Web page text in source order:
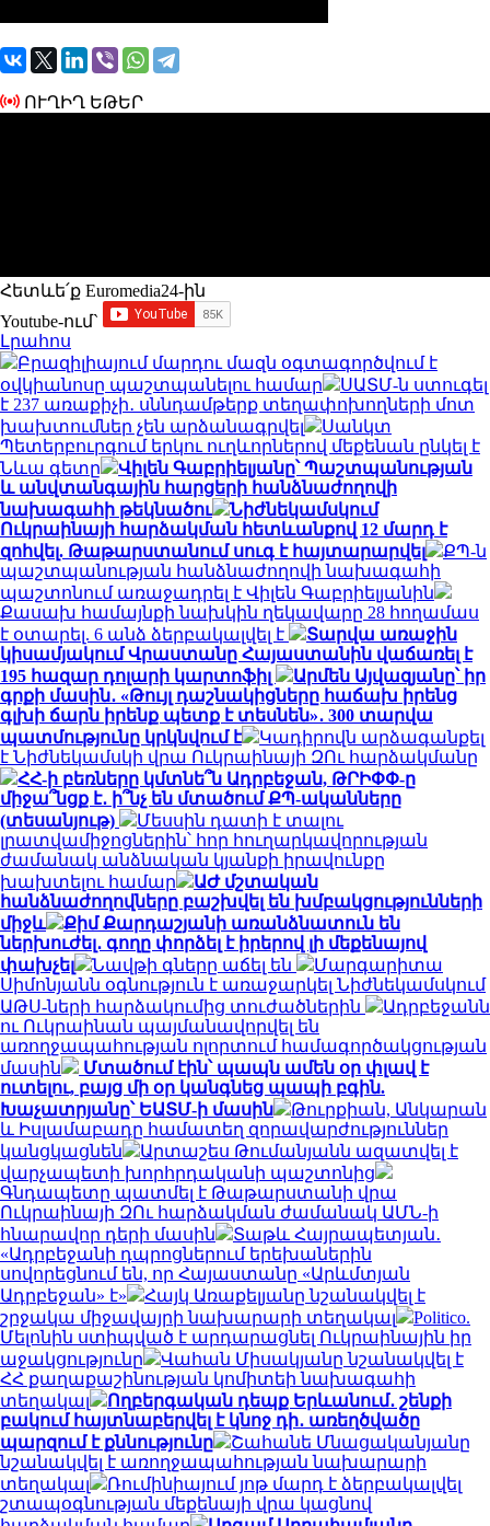
ՈՒՂԻՂ ԵԹԵՐ
Հետևե՛ք Euromedia24-ին
Youtube-ում`
Լրահոս
Բրազիլիայում մարդու մազն օգտագործվում է
օվկիանոսը պաշտպանելու համար
ՍԱՏՄ-ն ստուգել
է 237 առաքիչի․ սննդամթերք տեղափոխողների մոտ
խախտումներ չեն արձանագրվել
Սանկտ
Պետերբուրգում երկու ուղևորներով մեքենան ընկել է
Նևա գետը
Վիլեն Գաբրիելյանը՝ Պաշտպանության
և անվտանգային հարցերի հանձնաժողովի
նախագահի թեկնածու
Նիժնեկամսկում
Ուկրաինայի հարձակման հետևանքով 12 մարդ է
զոհվել. Թաթարստանում սուգ է հայտարարվել
ՔՊ-ն
պաշտպանության հանձնաժողովի նախագահի
պաշտոնում առաջադրել է Վիլեն Գաբրիելյանին
Քասախ համայնքի նախկին ղեկավարը 28 հողամաս
է օտարել. 6 անձ ձերբակալվել է
Տարվա առաջին
կիսամյակում Վրաստանը Հայաստանին վաճառել է
195 հազար դոլարի կարտոֆիլ
Արմեն Այվազյանը՝ իր
գրքի մասին․ «Թույլ դաշնակիցները հաճախ իրենց
գլխի ճարն իրենք պետք է տեսնեն»․ 300 տարվա
պատմությունը կրկնվում է
Կադիրովն արձագանքել
է Նիժնեկամսկի վրա Ուկրաինայի ԶՈւ հարձակմանը
ՀՀ-ի բեռները կմտնե՞ն Ադրբեջան, ԹՐԻՓՓ-ը
միջա՞նցք է․ ի՞նչ են մտածում ՔՊ-ականները
(տեսանյութ)
Մեսսին դատի է տալու
լրատվամիջոցներին՝ հոր հուղարկավորության
ժամանակ անձնական կյանքի իրավունքը
խախտելու համար
ԱԺ մշտական
հանձնաժողովները բաշխվել են խմբակցությունների
միջև
Քիմ Քարդաշյանի առանձնատուն են
ներխուժել․ գողը փորձել է իրերով լի մեքենայով
փախչել
Նավթի գները աճել են
Մարգարիտա
Սիմոնյանն օգնություն է առաջարկել Նիժնեկամսկում
ԱԹՍ-ների հարձակումից տուժածներին
Ադրբեջանն
ու Ուկրաինան պայմանավորվել են
առողջապահության ոլորտում համագործակցության
մասին
Մտածում էին՝ պապն ամեն օր փլավ է
ուտելու, բայց մի օր կանգնեց պապի բգին.
Խաչատրյանը՝ ԵԱՏՄ-ի մասին
Թուրքիան, Անկարան
և Իսլամաբադը համատեղ զորավարժություններ
կանցկացնեն
Արտաշես Թումանյանն ազատվել է
վարչապետի խորհրդականի պաշտոնից
Գնդապետը պատմել է Թաթարստանի վրա
Ուկրաինայի ԶՈւ հարձակման ժամանակ ԱՄՆ-ի
հնարավոր դերի մասին
Տաթև Հայրապետյան․
«Ադրբեջանի դպրոցներում երեխաներին
սովորեցնում են, որ Հայաստանը «Արևմտյան
Ադրբեջան» է»
Հայկ Առաքելյանը նշանակվել է
շրջակա միջավայրի նախարարի տեղակալ
Politico.
Մելոնին ստիպված է արդարացնել Ուկրաինային իր
աջակցությունը
Վահան Միսակյանը նշանակվել է
ՀՀ քաղաքաշինության կոմիտեի նախագահի
տեղակալ
Ողբերգական դեպք Երևանում․ շենքի
բակում հայտնաբերվել է կնոջ դի․ առեղծվածը
պարզում է քննությունը
Շահանե Մնացականյանը
նշանակվել է առողջապահության նախարարի
տեղակալ
Ռումինիայում յոթ մարդ է ձերբակալվել
շտապօգնության մեքենայի վրա կացնով